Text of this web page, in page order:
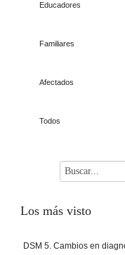
Educadores
Familiares
Afectados
Todos
Los más visto
DSM 5. Cambios en